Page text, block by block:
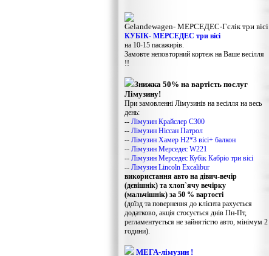
Gelandewagen​- МЕРСЕДЕС-Гєлік три вісі
КУБІК- МЕРСЕДЕС три вісі
на 10-15 пасажирів.
Замовте неповторний кортеж на Ваше весілля
!!
Знижка 50% на вартість послуг
Лімузину!
При замовленні Лімузинів на весілля на весь
день:
-- Лімузин Крайслер С300
-- Лімузин Ніссан Патрол
-- Лімузин Хамер Н2*3 вісі+ балкон
-- Лімузин Мерседес W221
-- Лімузин Мерседес Кубік Кабріо три вісі
-- Лімузин Lincoln Excalibur
використання авто на дівич-вечір
(дєвішнік) та хлоп`ячу вечірку
(мальчішнік) за 50 % вартості
(доїзд та повернення до клієнта рахується
додатково, акція стосується днів Пн-Пт,
регламентується не зайнятістю авто, мінімум 2
години).
МЕГА-лімузин !